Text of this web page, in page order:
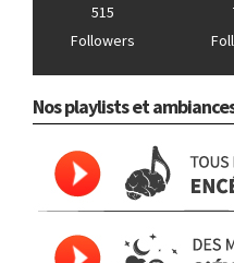
515
Followers
Nos playlists et